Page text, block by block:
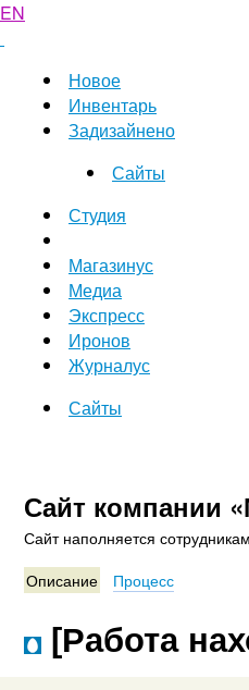
EN
Новое
Инвентарь
Задизайнено
Сайты
Студия
Магазинус
Медиа
Экспресс
Иронов
Журналус
Сайты
Сайт компании
Сайт наполняется
Описание
Процесс
[Работа